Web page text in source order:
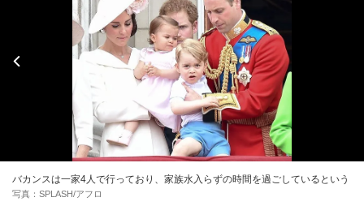
バカンスは一家4人で行っており、家族水入らずの時間を過ごしているという
写真：SPLASH/アフロ